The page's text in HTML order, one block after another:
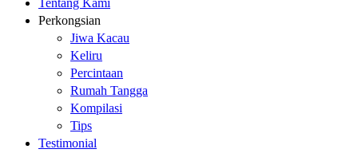
Tentang Kami
Perkongsian
Jiwa Kacau
Keliru
Percintaan
Rumah Tangga
Kompilasi
Tips
Testimonial